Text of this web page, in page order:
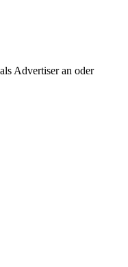
Advertiser an oder